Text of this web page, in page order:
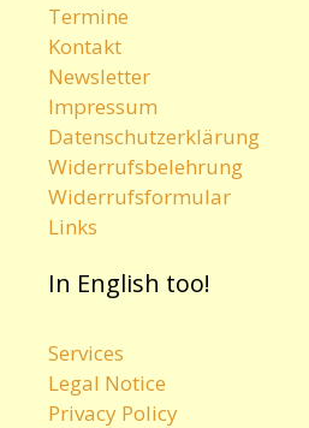
Termine
Kontakt
Newsletter
Impressum
Datenschutzerklärung
Widerrufsbelehrung
Widerrufsformular
Links
In English too!
Services
Legal Notice
Privacy Policy